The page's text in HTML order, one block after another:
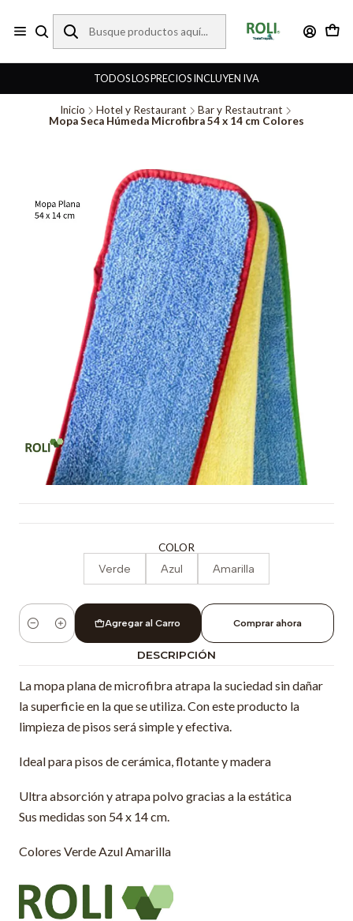
TODOS LOS PRECIOS INCLUYEN IVA
Inicio Hotel y Restaurant
Bar y Restautrant
Mopa Seca Húmeda Microfibra 54 x 14 cm Colores
COLOR
Verde Azul Amarilla
Cantidad
Agregar al Carro Comprar ahora
DESCRIPCIÓN
La mopa plana de microfibra atrapa la suciedad sin dañar
la superficie en la que se utiliza. Con este producto la
limpieza de pisos será simple y efectiva.
Ideal para pisos de cerámica, flotante y madera
Ultra absorción y atrapa polvo gracias a la estática
Sus medidas son 54 x 14 cm.
Colores Verde Azul Amarilla